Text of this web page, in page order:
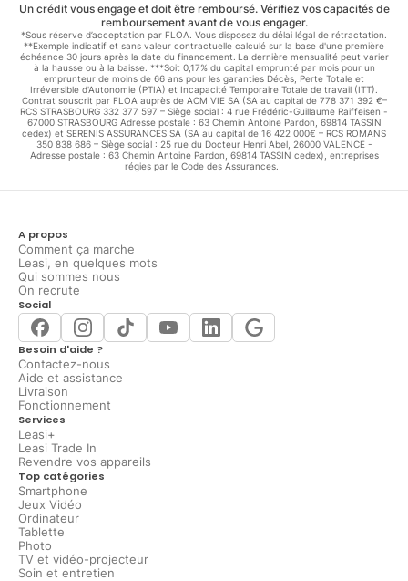
Un crédit vous engage et doit être remboursé. Vérifiez vos capacités de
remboursement avant de vous engager.
*Sous réserve d’acceptation par FLOA. Vous disposez du délai légal de rétractation.
**Exemple indicatif et sans valeur contractuelle calculé sur la base d'une première
échéance 30 jours après la date du financement. La dernière mensualité peut varier
à la hausse ou à la baisse. ***Soit 0,17% du capital emprunté par mois pour un
emprunteur de moins de 66 ans pour les garanties Décès, Perte Totale et
Irréversible d'Autonomie (PTIA) et Incapacité Temporaire Totale de travail (ITT).
Contrat souscrit par FLOA auprès de ACM VIE SA (SA au capital de 778 371 392 €–
RCS STRASBOURG 332 377 597 – Siège social : 4 rue Frédéric-Guillaume Raiffeisen -
67000 STRASBOURG Adresse postale : 63 Chemin Antoine Pardon, 69814 TASSIN
cedex) et SERENIS ASSURANCES SA (SA au capital de 16 422 000€ – RCS ROMANS
350 838 686 – Siège social : 25 rue du Docteur Henri Abel, 26000 VALENCE -
Adresse postale : 63 Chemin Antoine Pardon, 69814 TASSIN cedex), entreprises
régies par le Code des Assurances.
A propos
Comment ça marche
Leasi, en quelques mots
Qui sommes nous
On recrute
Social
Besoin d'aide ?
Contactez-nous
Aide et assistance
Livraison
Fonctionnement
Services
Leasi+
Leasi Trade In
Revendre vos appareils
Top catégories
Smartphone
Jeux Vidéo
Ordinateur
Tablette
Photo
TV et vidéo-projecteur
Soin et entretien